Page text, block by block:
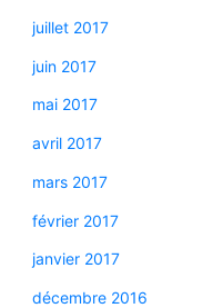
juillet 2017
juin 2017
mai 2017
avril 2017
mars 2017
février 2017
janvier 2017
décembre 2016